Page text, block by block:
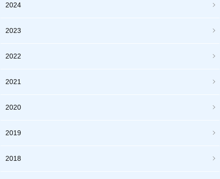
2024
2023
2022
2021
2020
2019
2018